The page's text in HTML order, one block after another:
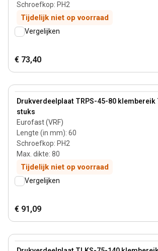
Schroefkop: PH2
Tijdelijk niet op voorraad
Vergelijken
€ 73,40
Drukverdeelplaat TRPS-45-80 klembereik
stuks
Eurofast (VRF)
Lengte (in mm): 60
Schroefkop: PH2
Max. dikte: 80
Tijdelijk niet op voorraad
View product
Vergelijken
€ 91,09
View product